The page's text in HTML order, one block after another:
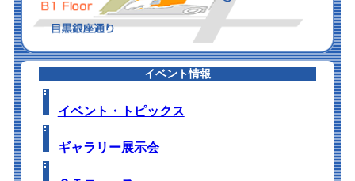
イベント情報
イベント・トピックス
ギャラリー展示会